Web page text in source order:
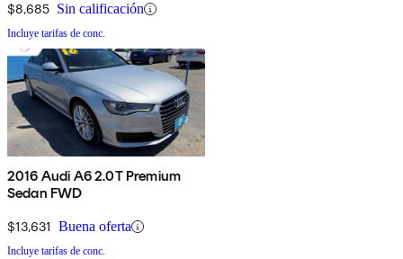
$8,685 Sin calificación
Incluye tarifas de conc.
2016 Audi A6 2.0T Premium
Sedan FWD
$13,631 Buena oferta
Incluye tarifas de conc.